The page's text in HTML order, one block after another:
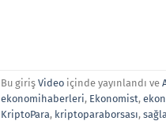
Bu girişVideo içinde yayınlandı ve
ekonomihaberleri, Ekonomist,
KriptoPara, kriptoparaborsası,